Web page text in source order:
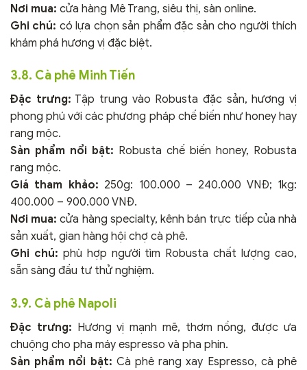
Nơi mua: cửa hàng Mê Trang, siêu thị, sàn online.
Ghi chú: có lựa chọn sản phẩm đặc sản cho người thích
khám phá hương vị đặc biệt.
3.8. Cà phê Minh Tiến
Đặc trưng: Tập trung vào Robusta đặc sản, hương vị
phong phú với các phương pháp chế biến như honey hay
rang mộc.
Sản phẩm nổi bật: Robusta chế biến honey, Robusta
rang mộc.
Giá tham khảo: 250g: 100.000 – 240.000 VNĐ; 1kg:
400.000 – 900.000 VNĐ.
Nơi mua: cửa hàng specialty, kênh bán trực tiếp của nhà
sản xuất, gian hàng hội chợ cà phê.
Ghi chú: phù hợp người tìm Robusta chất lượng cao,
sẵn sàng đầu tư thử nghiệm.
3.9. Cà phê Napoli
Đặc trưng: Hương vị mạnh mẽ, thơm nồng, được ưa
chuộng cho pha máy espresso và pha phin.
Sản phẩm nổi bật: Cà phê rang xay Espresso, cà phê